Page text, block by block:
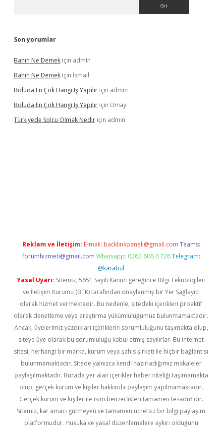
Son yorumlar
Bahın Ne Demek için admin
Bahın Ne Demek için İsmail
Boluda En Çok Hangi Iş Yapılır için admin
Boluda En Çok Hangi Iş Yapılır için Umay
Türkiyede Solcu Olmak Nedir için admin
Reklam ve İletişim: E-mail: backlinkpaneli@gmail.com Teams:
forumhizmeti@gmail.com Whatsapp: 0262 606 0 726 Telegram:
@karabul
Yasal Uyarı: Sitemiz, 5651 Sayılı Kanun gereğince Bilgi Teknolojileri
ve İletişim Kurumu (BTK) tarafından onaylanmış bir Yer Sağlayıcı
olarak hizmet vermektedir. Bu nedenle, sitedeki içerikleri proaktif
olarak denetleme veya araştırma yükümlülüğümüz bulunmamaktadır.
Ancak, üyelerimiz yazdıkları içeriklerin sorumluluğunu taşımakta olup,
siteye üye olarak bu sorumluluğu kabul etmiş sayılırlar. Bu internet
sitesi, herhangi bir marka, kurum veya şahıs şirketi ile hiçbir bağlantısı
bulunmamaktadır. Sitede yalnızca kendi hazırladığımız makaleler
paylaşılmaktadır. Burada yer alan içerikler haber niteliği taşımamakta
olup, gerçek kurum ve kişiler hakkında paylaşım yapılmamaktadır.
Gerçek kurum ve kişiler ile isim benzerlikleri tamamen tesadüfidir.
Sitemiz, kar amacı gütmeyen ve tamamen ücretsiz bir bilgi paylaşım
platformudur. Hukuka ve yasal düzenlemelere aykırı olduğunu